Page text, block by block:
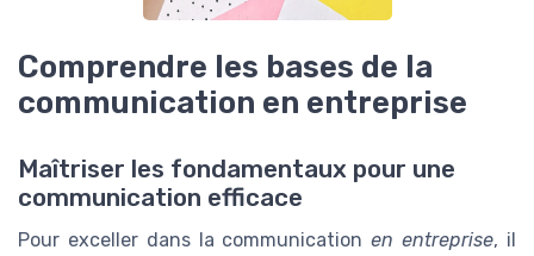
Comprendre les bases de la
communication en entreprise
Maîtriser les fondamentaux pour une
communication efficace
Pour exceller dans la communicationen entreprise, il